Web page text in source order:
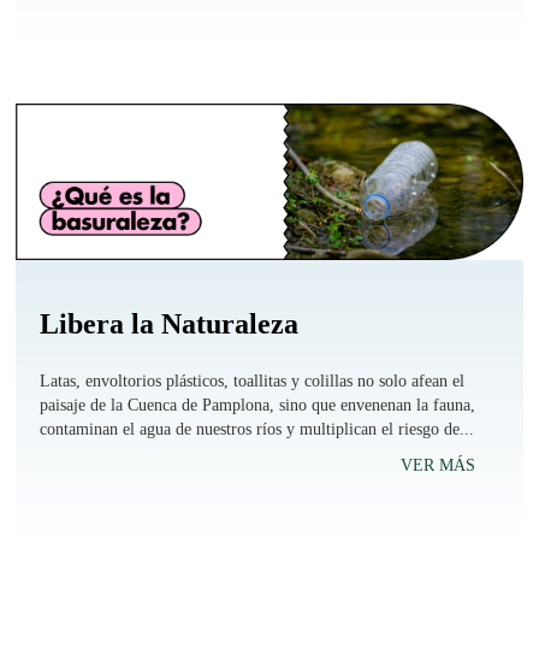
Libera la Naturaleza
Latas, envoltorios plásticos, toallitas y colillas no solo afean el
paisaje de la Cuenca de Pamplona, sino que envenenan la fauna,
contaminan el agua de nuestros ríos y multiplican el riesgo de...
VER MÁS